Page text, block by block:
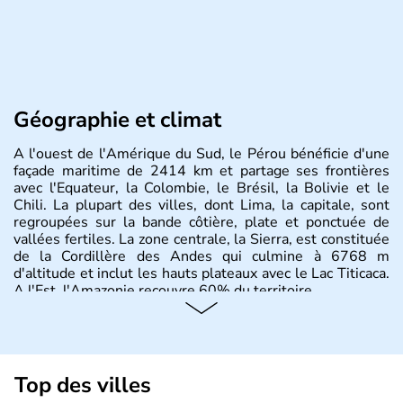
Géographie et climat
A l'ouest de l'Amérique du Sud, le Pérou bénéficie d'une
façade maritime de 2414 km et partage ses frontières
avec l'Equateur, la Colombie, le Brésil, la Bolivie et le
Chili. La plupart des villes, dont Lima, la capitale, sont
regroupées sur la bande côtière, plate et ponctuée de
vallées fertiles. La zone centrale, la Sierra, est constituée
de la Cordillère des Andes qui culmine à 6768 m
d'altitude et inclut les hauts plateaux avec le Lac Titicaca.
A l'Est, l'Amazonie recouvre 60% du territoire.
Top des villes